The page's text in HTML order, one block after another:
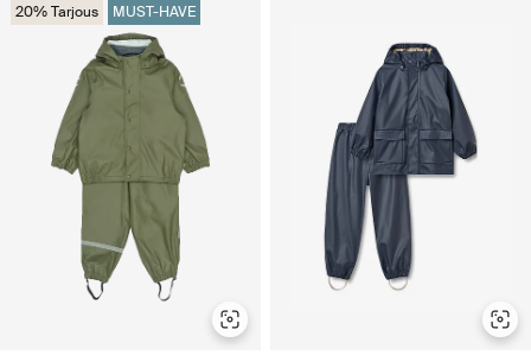
20% Tarjous MUST-HAVE